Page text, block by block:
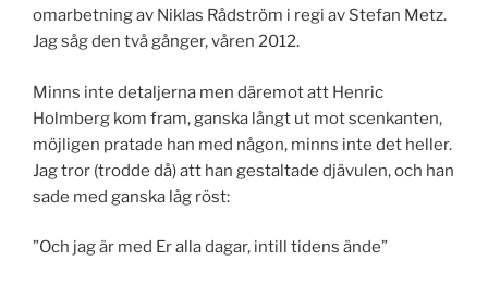
omarbetning av Niklas Rådström i regi av Stefan Metz.
Jag såg den två gånger, våren 2012.
Minns inte detaljerna men däremot att Henric
Holmberg kom fram, ganska långt ut mot scenkanten,
möjligen pratade han med någon, minns inte det heller.
Jag tror (trodde då) att han gestaltade djävulen, och han
sade med ganska låg röst:
”Och jag är med Er alla dagar, intill tidens ände”